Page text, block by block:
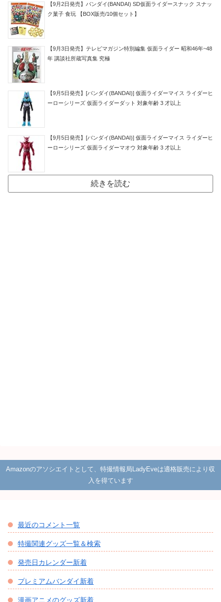
【9月2日発売】バンダイ(BANDAI) SD仮面ライダースナック スナッ
ク菓子 食玩 【BOX販売/10個セット】
【9月3日発売】テレビマガジン特別編集 仮面ライダー 昭和46年~48
年 講談社所蔵写真集 究極
【9月5日発売】[バンダイ(BANDAI)] 仮面ライダーマイス ライダーヒ
ーローシリーズ 仮面ライダーダット 対象年齢 3 才以上
【9月5日発売】[バンダイ(BANDAI)] 仮面ライダーマイス ライダーヒ
ーローシリーズ 仮面ライダーマオウ 対象年齢 3 才以上
続きを読む
Amazonのアソシエイトとして、特撮情報局LadyEveは適格販売により収
入を得ています
最近のコメント一覧
特撮関連グッズ一覧＆検索
発売日カレンダー新着
プレミアムバンダイ新着
漫画アニメのグッズ新着